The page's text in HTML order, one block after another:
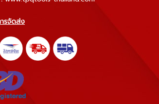
รจัดส่ง